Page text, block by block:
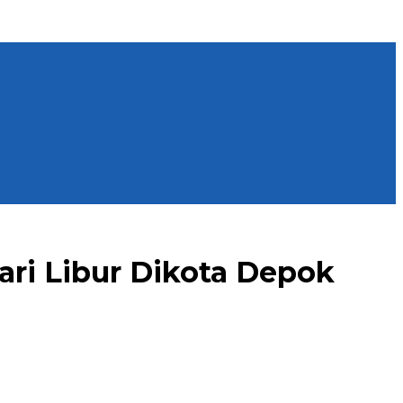
Libur Dikota Depok